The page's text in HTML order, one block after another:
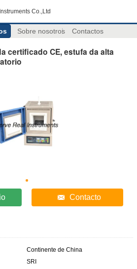
Co.,Ltd
Sobre nosotros Contactos
certificado CE, estufa da alta
Contacto
Continente de China
SRI